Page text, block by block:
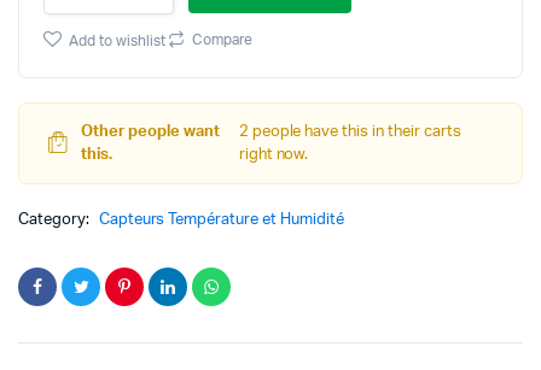
د.ت 24,000.د.ت 15,000.
Capteur
De
Et
D'humidité
quantity
Add to wishlist Compare
Other people want
this.
2 people have this in their carts
right now.
Category: Capteurs Température et Humidité